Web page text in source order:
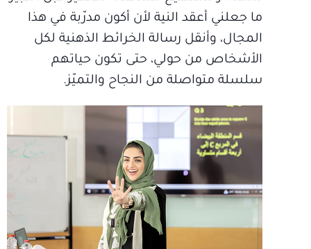
ما جعلني أعقد النية لأن أكون مدرّبة في هذا
المجال، وأنقل رسالة الخرائط الذهنية لكل
الأشخاص من حولي، حتى تكون حياتهم
سلسلة متواصلة من النجاح والتميّز.